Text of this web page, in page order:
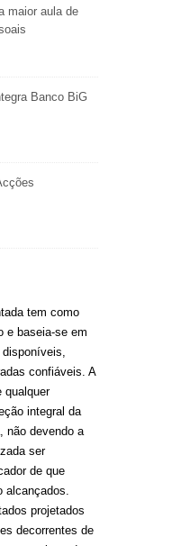
maior aula de
Banco BiG
tem como
e baseia-se em
confiáveis. A
qualquer
integral da
não devendo a
ser
de que
alcançados.
projetados
decorrentes de